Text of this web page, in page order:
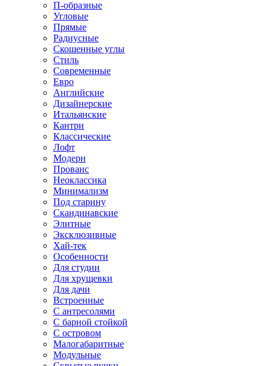
П-образные
Угловые
Прямые
Радиусные
Скошенные углы
Стиль
Современные
Евро
Английские
Дизайнерские
Итальянские
Кантри
Классические
Лофт
Модерн
Прованс
Неоклассика
Минимализм
Под старину
Скандинавские
Элитные
Эксклюзивные
Хай-тек
Особенности
Для студии
Для хрущевки
Для дачи
Встроенные
С антресолями
С барной стойкой
С островом
Малогабаритные
Модульные